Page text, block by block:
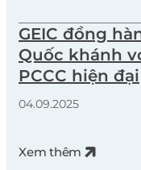
GEIC đồng
Quốc khánh
PCCC hiện đại
04.09.2025
Xem thêm